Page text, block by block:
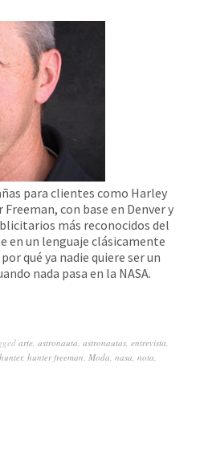
para clientes como Harley
con base en Denver y
más reconocidos del
en un lenguaje clásicamente
qué ya nadie quiere ser un
nada pasa en la NASA.
arte, astronauta, astronautas, entrevista,
hunter, hunter freeman, Moda, nasa, nota,